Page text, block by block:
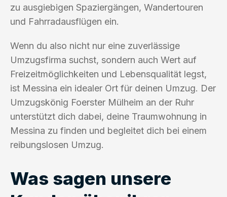
zu ausgiebigen Spaziergängen, Wandertouren
und Fahrradausflügen ein.
Wenn du also nicht nur eine zuverlässige
Umzugsfirma suchst, sondern auch Wert auf
Freizeitmöglichkeiten und Lebensqualität legst,
ist Messina ein idealer Ort für deinen Umzug. Der
Umzugskönig Foerster Mülheim an der Ruhr
unterstützt dich dabei, deine Traumwohnung in
Messina zu finden und begleitet dich bei einem
reibungslosen Umzug.
Was sagen unsere